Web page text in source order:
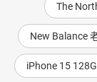
The
New Balance
iPhone 15